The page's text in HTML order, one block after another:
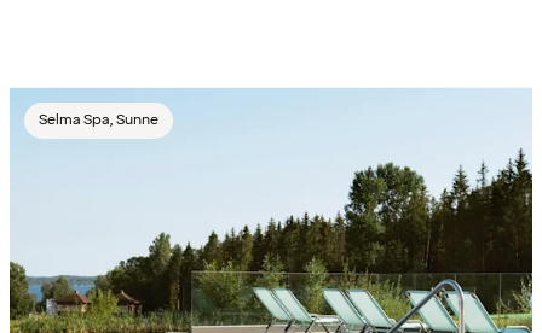
Selma Spa, Sunne